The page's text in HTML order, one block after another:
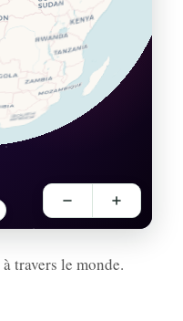
à travers le monde.